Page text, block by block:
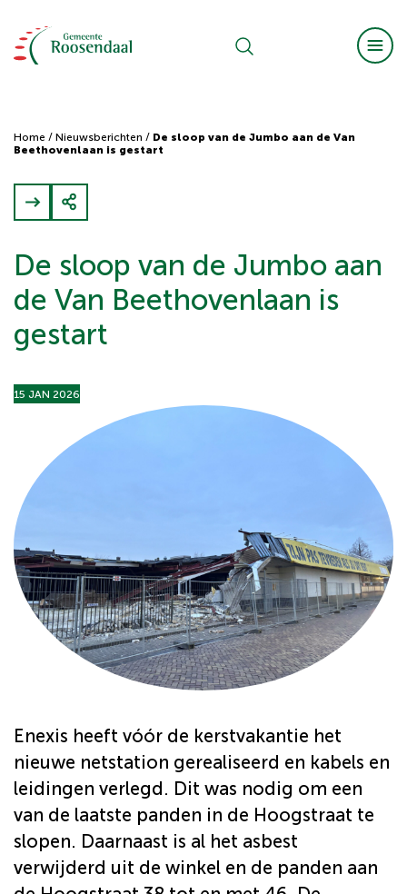
Home / Nieuwsberichten / De sloop van de Jumbo aan de Van
Beethovenlaan is gestart
De sloop van de Jumbo aan
de Van Beethovenlaan is
gestart
15 JAN 2026
Enexis heeft vóór de kerstvakantie het
nieuwe netstation gerealiseerd en kabels en
leidingen verlegd. Dit was nodig om een
van de laatste panden in de Hoogstraat te
slopen. Daarnaast is al het asbest
verwijderd uit de winkel en de panden aan